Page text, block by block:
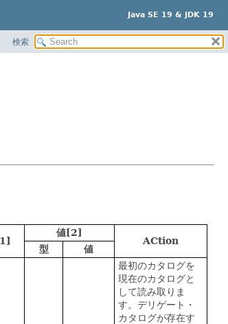
Java SE 19 & JDK 19
検索
値[2]
ACtion
型 値
最初のカタログを
現在のカタログと
して読み取りま
す。デリゲート・
カタログが存在す